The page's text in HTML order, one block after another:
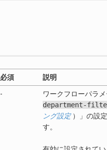
必須 説明
- ワークフローパラ
department-
ング設定）」の設
す。